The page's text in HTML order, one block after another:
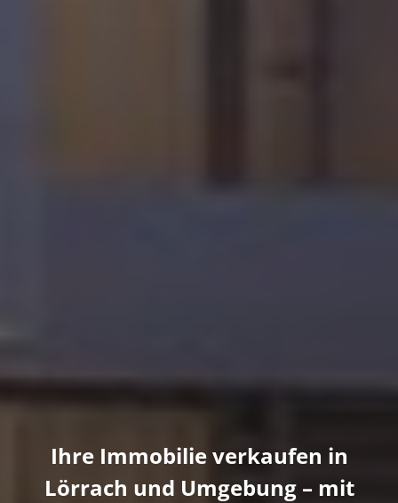
Ihre Immobilie verkaufen in
Lörrach und Umgebung – mit